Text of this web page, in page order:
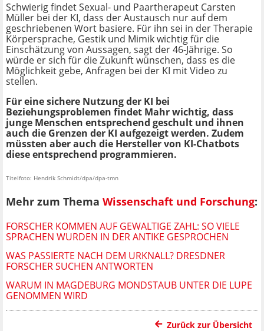
Schwierig findet Sexual- und Paartherapeut Carsten
Müller bei der KI, dass der Austausch nur auf dem
geschriebenen Wort basiere. Für ihn sei in der Therapie
Körpersprache, Gestik und Mimik wichtig für die
Einschätzung von Aussagen, sagt der 46-Jährige. So
würde er sich für die Zukunft wünschen, dass es die
Möglichkeit gebe, Anfragen bei der KI mit Video zu
stellen.
Für eine sichere Nutzung der KI bei
Beziehungsproblemen findet Mahr wichtig, dass
junge Menschen entsprechend geschult und ihnen
auch die Grenzen der KI aufgezeigt werden. Zudem
müssten aber auch die Hersteller von KI-Chatbots
diese entsprechend programmieren.
Titelfoto: Hendrik Schmidt/dpa/dpa-tmn
Mehr zum Thema Wissenschaft und Forschung:
FORSCHER KOMMEN AUF GEWALTIGE ZAHL: SO VIELE
SPRACHEN WURDEN IN DER ANTIKE GESPROCHEN
WAS PASSIERTE NACH DEM URKNALL? DRESDNER
FORSCHER SUCHEN ANTWORTEN
WARUM IN MAGDEBURG MONDSTAUB UNTER DIE LUPE
GENOMMEN WIRD
Zurück zur Übersicht